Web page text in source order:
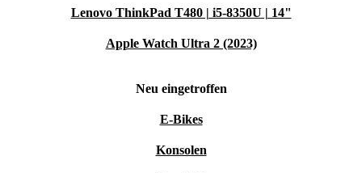
Lenovo ThinkPad T480 | i5-8350U | 14"
Apple Watch Ultra 2 (2023)
Neu eingetroffen
E-Bikes
Konsolen